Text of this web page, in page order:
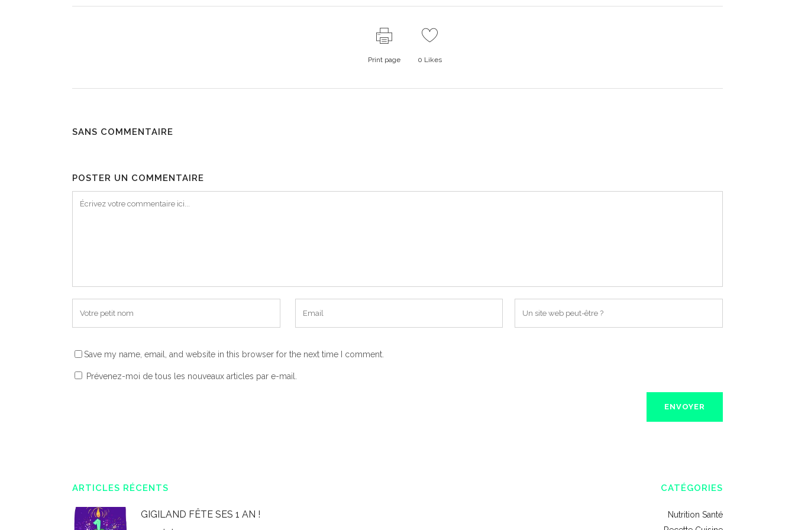
Print page 0 Likes
SANS COMMENTAIRE
POSTER UN COMMENTAIRE
Save my name, email, and website in this browser for the next time I comment.
Prévenez-moi de tous les nouveaux articles par e-mail.
ARTICLES RÉCENTS
GIGILAND FÊTE SES 1 AN !
CATÉGORIES
Nutrition Santé